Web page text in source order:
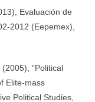
Evaluación de
2012 (Eepemex),
“Political
Elite-mass
Political Studies,